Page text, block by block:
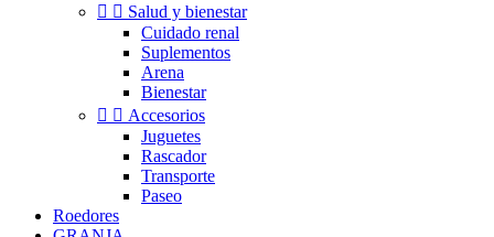
  Salud y bienestar
Cuidado renal
Suplementos
Arena
Bienestar
  Accesorios
Juguetes
Rascador
Transporte
Paseo
Roedores